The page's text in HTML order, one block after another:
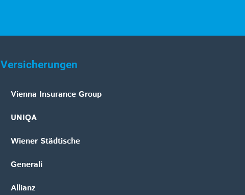
Versicherungen
Vienna Insurance Group
UNIQA
Wiener Städtische
Generali
Allianz